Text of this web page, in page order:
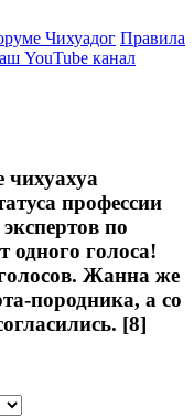
Чихуадог Правила
YouTube канал
чихуахуа
профессии
по
одного голоса!
Жанна же
породника, а со
[8]